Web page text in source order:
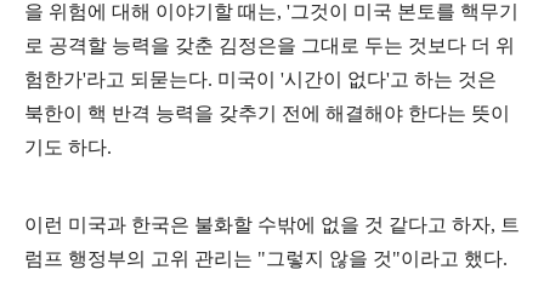
을 위험에 대해 이야기할 때는, '그것이 미국 본토를 핵무기
로 공격할 능력을 갖춘 김정은을 그대로 두는 것보다 더 위
험한가'라고 되묻는다. 미국이 '시간이 없다'고 하는 것은
북한이 핵 반격 능력을 갖추기 전에 해결해야 한다는 뜻이
기도 하다.
이런 미국과 한국은 불화할 수밖에 없을 것 같다고 하자, 트
럼프 행정부의 고위 관리는 "그렇지 않을 것"이라고 했다.